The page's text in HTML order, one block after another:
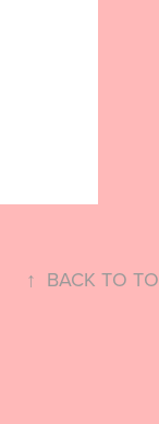
↑ BACK TO